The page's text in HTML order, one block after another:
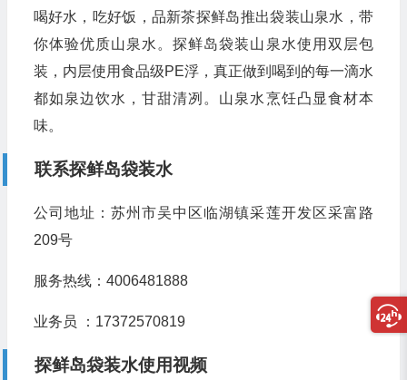
喝好水，吃好饭，品新茶探鲜岛推出袋装山泉水，带
你体验优质山泉水。探鲜岛袋装山泉水使用双层包
装，内层使用食品级PE浮，真正做到喝到的每一滴水
都如泉边饮水，甘甜清冽。山泉水烹饪凸显食材本
味。
联系探鲜岛袋装水
公司地址：苏州市吴中区临湖镇采莲开发区采富路
209号
服务热线：4006481888
业务员 ：17372570819
探鲜岛袋装水使用视频